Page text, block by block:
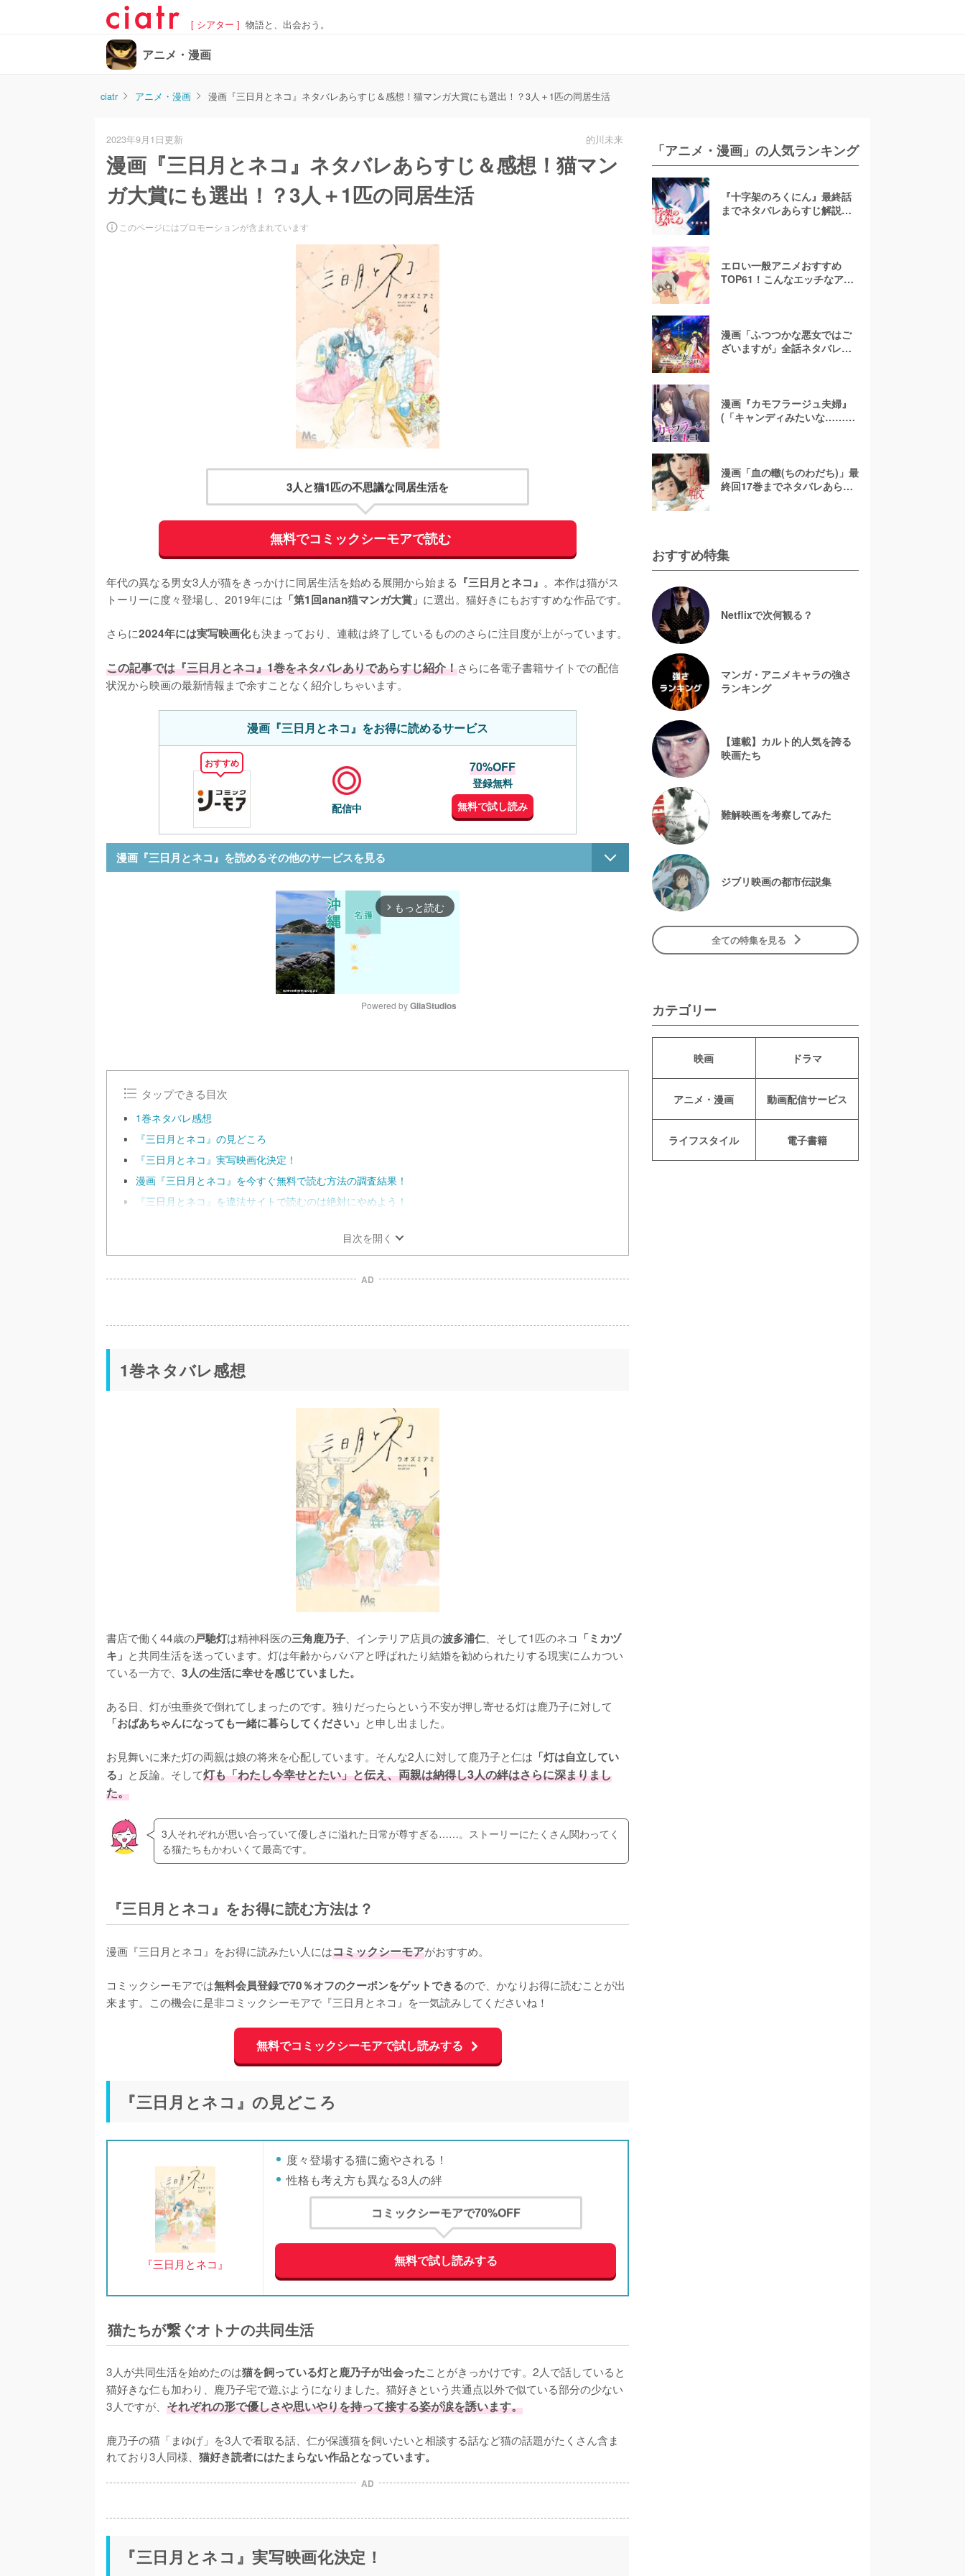
[ シアター ] 物語と、出会おう。
アニメ・漫画
ciatr アニメ・漫画 漫画『三日月とネコ』ネタバレあらすじ＆感想！猫マンガ大賞にも選出！？3人＋1匹の同居生活
2023年9月1日更新 的川未来
漫画『三日月とネコ』ネタバレあらすじ＆感想！猫マン
ガ大賞にも選出！？3人＋1匹の同居生活
このページにはプロモーションが含まれています
3人と猫1匹の不思議な同居生活を
無料でコミックシーモアで読む
年代の異なる男女3人が猫をきっかけに同居生活を始める展開から始まる 『三日月とネコ』 。本作は猫がス
トーリーに度々登場し、2019年には 「第1回anan猫マンガ大賞」 に選出。猫好きにもおすすめな作品です。
さらに2024年には実写映画化も決まっており、連載は終了しているもののさらに注目度が上がっています。
この記事では『三日月とネコ』1巻をネタバレありであらすじ紹介！さらに各電子書籍サイトでの配信
状況から映画の最新情報まで余すことなく紹介しちゃいます。
漫画『三日月とネコ』をお得に読めるサービス
おすすめ
配信中
70%OFF
登録無料
無料で試し読み
漫画『三日月とネコ』を読めるその他のサービスを見る
arrow_forward_ios もっと読む
u
Powered by GliaStudios
タップできる目次
1巻ネタバレ感想
『三日月とネコ』の見どころ
『三日月とネコ』実写映画化決定！
漫画『三日月とネコ』を今すぐ無料で読む方法の調査結果！
『三日月とネコ』を違法サイトで読むのは絶対にやめよう！
目次を開く
AD
1巻ネタバレ感想
書店で働く44歳の戸馳灯は精神科医の三角鹿乃子 、インテリア店員の波多浦仁 、そして1匹のネコ 「ミカヅ
キ」 と共同生活を送っています。灯は年齢からババアと呼ばれたり結婚を勧められたりする現実にムカつい
ている一方で、 3人の生活に幸せを感じていました。
ある日、灯が虫垂炎で倒れてしまったのです。独りだったらという不安が押し寄せる灯は鹿乃子に対して
「おばあちゃんになっても一緒に暮らしてください」 と申し出ました。
お見舞いに来た灯の両親は娘の将来を心配しています。そんな2人に対して鹿乃子と仁は 「灯は自立してい
る」 と反論。そして灯も「わたし今幸せとたい」と伝え、両親は納得し3人の絆はさらに深まりまし
た。
3人それぞれが思い合っていて優しさに溢れた日常が尊すぎる……。ストーリーにたくさん関わってく
る猫たちもかわいくて最高です。
『三日月とネコ』をお得に読む方法は？
漫画『三日月とネコ』をお得に読みたい人にはコミックシーモアがおすすめ。
コミックシーモアでは無料会員登録で70％オフのクーポンをゲットできるので、かなりお得に読むことが出
来ます。この機会に是非コミックシーモアで『三日月とネコ』を一気読みしてくださいね！
無料でコミックシーモアで試し読みする
『三日月とネコ』の見どころ
『三日月とネコ』
度々登場する猫に癒やされる！
性格も考え方も異なる3人の絆
コミックシーモアで70%OFF
無料で試し読みする
猫たちが繋ぐオトナの共同生活
3人が共同生活を始めたのは猫を飼っている灯と鹿乃子が出会ったことがきっかけです。2人で話していると
猫好きな仁も加わり、鹿乃子宅で遊ぶようになりました。猫好きという共通点以外で似ている部分の少ない
3人ですが、 それぞれの形で優しさや思いやりを持って接する姿が涙を誘います。
鹿乃子の猫「まゆげ」を3人で看取る話、仁が保護猫を飼いたいと相談する話など猫の話題がたくさん含ま
れており3人同様、 猫好き読者にはたまらない作品となっています。
AD
『三日月とネコ』実写映画化決定！
「アニメ・漫画」の人気ランキング
『十字架のろくにん』最終話
までネタバレあらすじ解説！
エロい一般アニメおすすめ
TOP61！こんなエッチなアニ
漫画「ふつつかな悪女ではご
ざいますが」全話ネタバレあ
漫画『カモフラージュ夫婦』
(「キャンディみたいな……」)
漫画「血の轍(ちのわだち)」最
終回17巻までネタバレあらす
おすすめ特集
Netflixで次何観る？
マンガ・アニメキャラの強さ
ランキング
【連載】カルト的人気を誇る
映画たち
難解映画を考察してみた
ジブリ映画の都市伝説集
全ての特集を見る
カテゴリー
映画 ドラマ
アニメ・漫画 動画配信サービス
ライフスタイル 電子書籍